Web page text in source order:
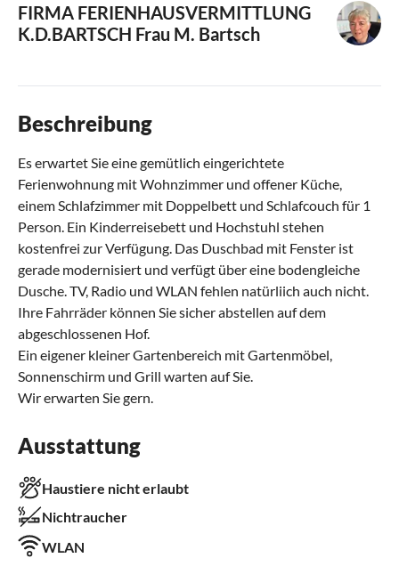
FIRMA FERIENHAUSVERMITTLUNG
K.D.BARTSCH Frau M. Bartsch
Beschreibung
Es erwartet Sie eine gemütlich eingerichtete
Ferienwohnung mit Wohnzimmer und offener Küche,
einem Schlafzimmer mit Doppelbett und Schlafcouch für 1
Person. Ein Kinderreisebett und Hochstuhl stehen
kostenfrei zur Verfügung. Das Duschbad mit Fenster ist
gerade modernisiert und verfügt über eine bodengleiche
Dusche. TV, Radio und WLAN fehlen natürliich auch nicht.
Ihre Fahrräder können Sie sicher abstellen auf dem
abgeschlossenen Hof.
Ein eigener kleiner Gartenbereich mit Gartenmöbel,
Sonnenschirm und Grill warten auf Sie.
Wir erwarten Sie gern.
Ausstattung
Haustiere nicht erlaubt
Nichtraucher
WLAN